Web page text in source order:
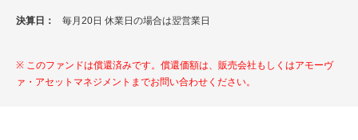
決算日： 毎月20日 休業日の場合は翌営業日
このファンドは償還済みです。償還価額は、販売会社もしくはアモーヴ
ァ・アセットマネジメントまでお問い合わせください。